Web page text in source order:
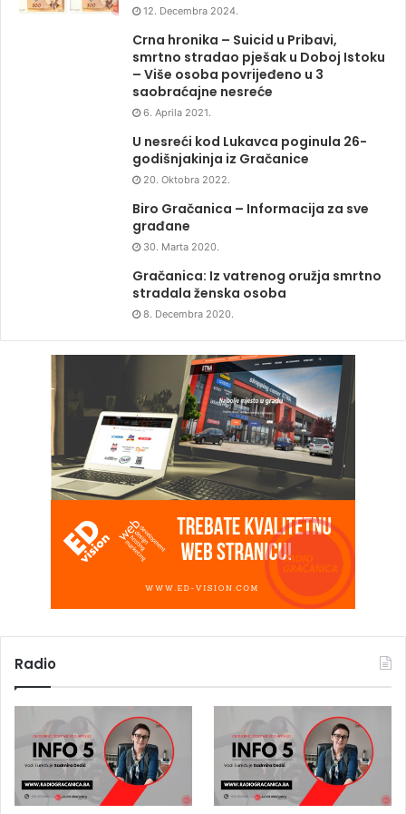
12. Decembra 2024.
Crna hronika – Suicid u Pribavi,
smrtno stradao pješak u Doboj Istoku
– Više osoba povrijeđeno u 3
saobraćajne nesreće
6. Aprila 2021.
U nesreći kod Lukavca poginula 26-
godišnjakinja iz Gračanice
20. Oktobra 2022.
Biro Gračanica – Informacija za sve
građane
30. Marta 2020.
Gračanica: Iz vatrenog oružja smrtno
stradala ženska osoba
8. Decembra 2020.
Radio